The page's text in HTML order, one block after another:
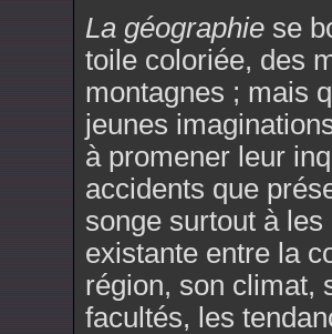
La géographie se
toile coloriée, des
montagnes ; mais
jeunes
à promener leur
accidents que
songe surtout à
existante entre la
région, son climat,
facultés, les